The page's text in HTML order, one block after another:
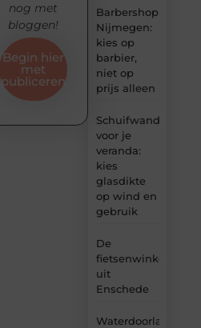
Barbershop
Nijmegen:
kies op
barbier,
niet op
prijs alleen
Schuifwand
voor je
veranda:
kies
glasdikte
op wind en
gebruik
De
fietsenwinkel
uit
Enschede
Waterdoorlatende
nog met
bloggen!
Begin hier
met
publiceren